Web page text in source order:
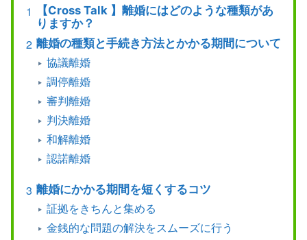
【Cross Talk 】離婚にはどのような種類があ
りますか？
離婚の種類と手続き方法とかかる期間について
協議離婚
調停離婚
審判離婚
判決離婚
和解離婚
認諾離婚
離婚にかかる期間を短くするコツ
証拠をきちんと集める
金銭的な問題の解決をスムーズに行う